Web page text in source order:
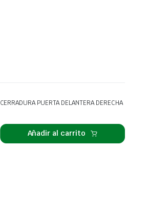
CERRADURA PUERTA DELANTERA DERECHA
Añadir al carrito